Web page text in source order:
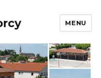
MENU